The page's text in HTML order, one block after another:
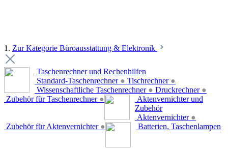
1. Zur Kategorie Büroausstattung & Elektronik
Taschenrechner und Rechenhilfen
Standard-Taschenrechner ● Tischrechner ●
Wissenschaftliche Taschenrechner ● Druckrechner ●
Zubehör für Taschenrechner ●
Aktenvernichter und
Zubehör
Aktenvernichter ●
Zubehör für Aktenvernichter ● Batterien, Taschenlampen